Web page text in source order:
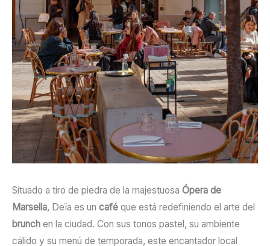
Situado a tiro de piedra de la majestuosa Ópera de
Marsella, Deïa es un café que está redefiniendo el arte del
brunch en la ciudad. Con sus tonos pastel, su ambiente
cálido y su menú de temporada, este encantador local